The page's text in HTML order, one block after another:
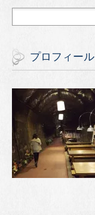
プロフィール